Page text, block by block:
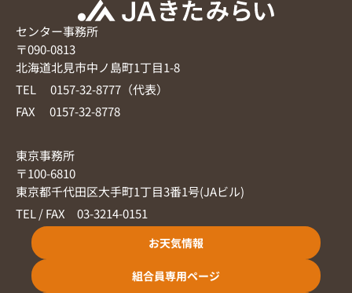
センター事務所
〒090-0813
北海道北見市中ノ島町1丁目1-8
TEL 0157-32-8777（代表）
FAX 0157-32-8778
東京事務所
〒100-6810
東京都千代田区大手町1丁目3番1号(JAビル)
TEL / FAX 03-3214-0151
お天気情報
組合員専用ページ